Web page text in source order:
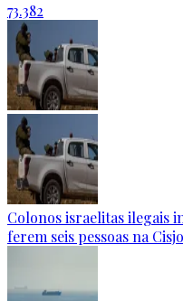
73.382
Colonos israelitas ilegais
ferem seis pessoas na